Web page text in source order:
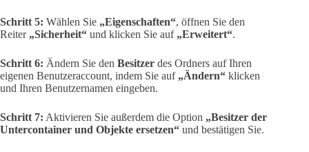
Schritt 5: Wählen Sie „Eigenschaften“, öffnen Sie den
Reiter „Sicherheit“ und klicken Sie auf „Erweitert“.
Schritt 6: Ändern Sie den Besitzer des Ordners auf Ihren
eigenen Benutzeraccount, indem Sie auf „Ändern“ klicken
und Ihren Benutzernamen eingeben.
Schritt 7: Aktivieren Sie außerdem die Option „Besitzer der
Untercontainer und Objekte ersetzen“ und bestätigen Sie.